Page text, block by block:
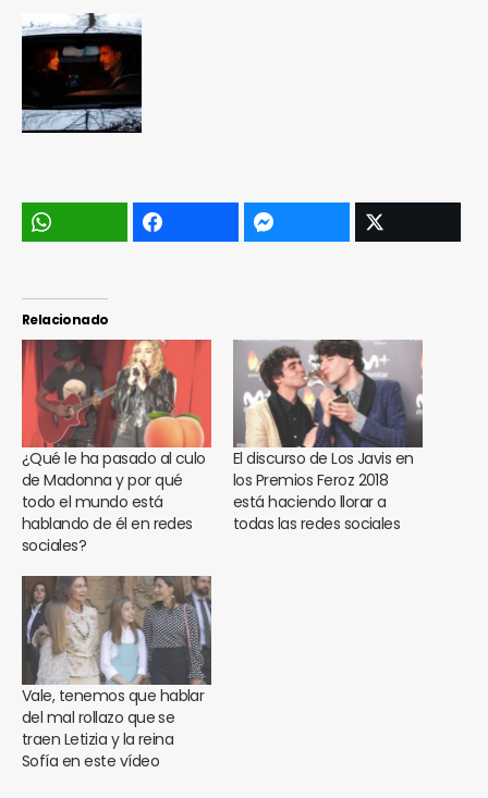
Relacionado
¿Qué le ha pasado al culo
de Madonna y por qué
todo el mundo está
hablando de él en redes
sociales?
El discurso de Los Javis en
los Premios Feroz 2018
está haciendo llorar a
todas las redes sociales
Vale, tenemos que hablar
del mal rollazo que se
traen Letizia y la reina
Sofía en este vídeo